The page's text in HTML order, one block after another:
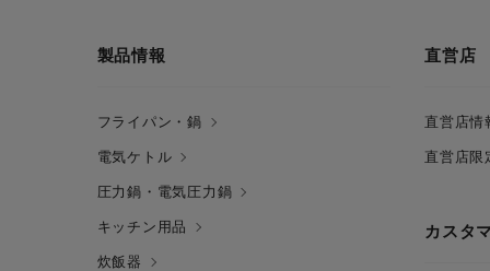
製品情報
フライパン・鍋
電気ケトル
圧力鍋・電気圧力鍋
キッチン用品
炊飯器
直営店
直営店情
直営店限
カスタ